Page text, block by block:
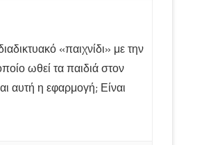
«παιχνίδι» με την
ωθεί τα παιδιά στον
αυτή η εφαρμογή; Είναι